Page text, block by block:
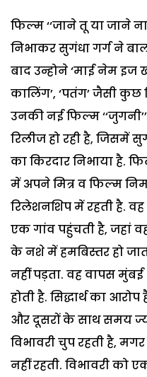
फिल्म ‘‘जाने तू या जाने
निभाकर सुगंधा गर्ग ने
बाद उन्होने ‘माई नेम इज
कालिंग’, ‘पतंग’ जैसी
उनकी नई फिल्म
रिलीज हो रही है, जिसमें
का किरदार निभाया है.
में अपने मित्र व फिल्म
रिलेशनशिप में रहती है.
एक गांव पहुंचती है, जहां
के नशे में हमबिस्तर हो
नहीं पड़ता. वह वापस मुंबई
होती है. सिद्धार्थ का
और दूसरों के साथ समय
विभावरी चुप रहती है,
नहीं रहती. विभावरी